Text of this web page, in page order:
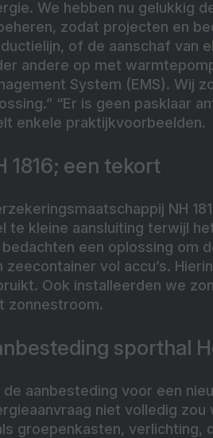
We hebben nu gelukkig
zodat projecten en
of de aanschaf van
andere op met
System (EMS). Wij
“Er is geen pasklaar
enkele praktijkvoorbeelden.
1816; een tekort
NH
te kleine aansluiting terwijl
bedachten een oplossing om
zeecontainer vol accu’s.
Ook installeerden we
zonnestroom.
sporthal
de aanbesteding voor een
niet volledig
groepenkasten, verlichting,